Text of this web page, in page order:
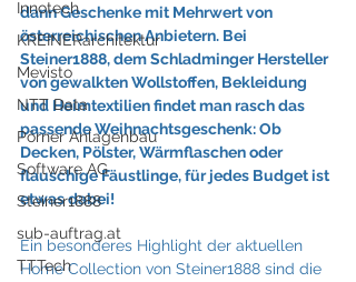
Innotech
KREINERarchitektur
Mevisto
NTT Data
Pörner Anlagenbau
Software AG
Steiner1888
sub-auftrag.at
TTTech
dann Geschenke mit Mehrwert von
österreichischen Anbietern. Bei
Steiner1888, dem Schladminger Hersteller
von gewalkten Wollstoffen, Bekleidung
und Heimtextilien findet man rasch das
passende Weihnachtsgeschenk: Ob
Decken, Pölster, Wärmflaschen oder
flauschige Fäustlinge, für jedes Budget ist
etwas dabei!
Ein besonderes Highlight der aktuellen
Home Collection von Steiner1888 sind die